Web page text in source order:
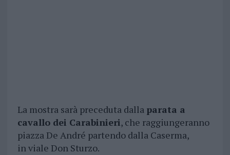
La mostra sarà preceduta dalla parata a
cavallo dei Carabinieri, che raggiungeranno
piazza De André partendo dalla Caserma,
in viale Don Sturzo.